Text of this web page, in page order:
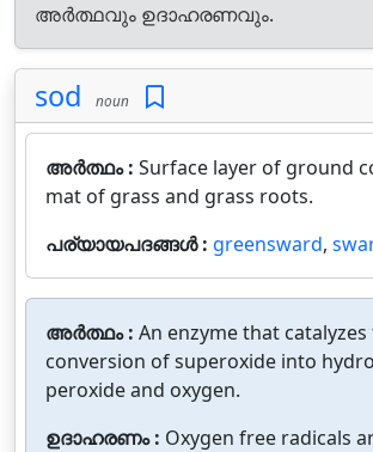
അർത്ഥവും ഉദാഹരണവും.
sod noun
അർത്ഥം : Surface layer of ground
mat of grass and grass roots.
പര്യായപദങ്ങൾ : greensward,
അർത്ഥം : An enzyme that
conversion of superoxide into
peroxide and oxygen.
ഉദാഹരണം : Oxygen free radicals